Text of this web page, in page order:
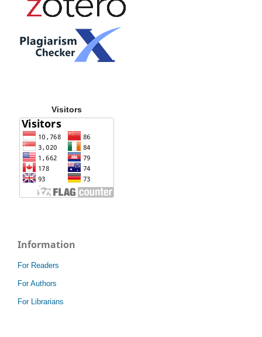
Visitors
Information
For Readers
For Authors
For Librarians